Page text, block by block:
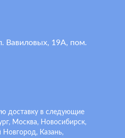
Вавиловых, 19А, пом.
доставку в следующие
Москва, Новосибирск,
Новгород, Казань,